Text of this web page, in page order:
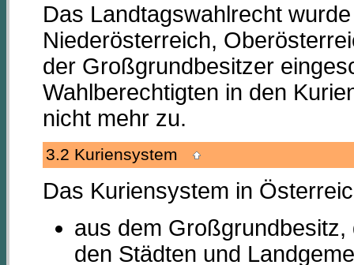
Das Landtagswahlrecht
Niederösterreich,
der Großgrundbesitzer
Wahlberechtigten in den
nicht mehr zu.
3.2 Kuriensystem
Das Kuriensystem in
aus dem
den Städten und